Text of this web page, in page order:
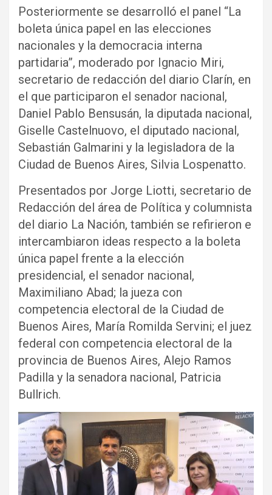
Posteriormente se desarrolló el panel “La
boleta única papel en las elecciones
nacionales y la democracia interna
partidaria”, moderado por Ignacio Miri,
secretario de redacción del diario Clarín, en
el que participaron el senador nacional,
Daniel Pablo Bensusán, la diputada nacional,
Giselle Castelnuovo, el diputado nacional,
Sebastián Galmarini y la legisladora de la
Ciudad de Buenos Aires, Silvia Lospenatto.
Presentados por Jorge Liotti, secretario de
Redacción del área de Política y columnista
del diario La Nación, también se refirieron e
intercambiaron ideas respecto a la boleta
única papel frente a la elección
presidencial, el senador nacional,
Maximiliano Abad; la jueza con
competencia electoral de la Ciudad de
Buenos Aires, María Romilda Servini; el juez
federal con competencia electoral de la
provincia de Buenos Aires, Alejo Ramos
Padilla y la senadora nacional, Patricia
Bullrich.